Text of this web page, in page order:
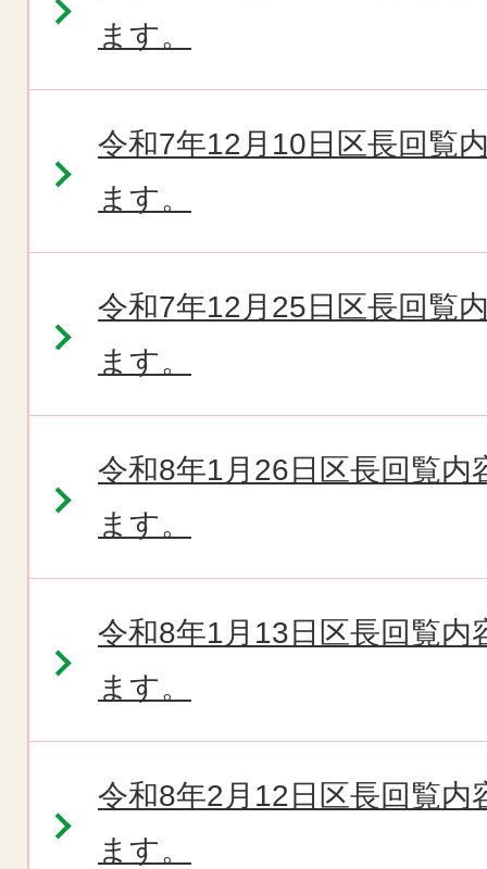
ます。
令和7年12月10日区長回覧
ます。
令和7年12月25日区長回覧
ます。
令和8年1月26日区長回覧
ます。
令和8年1月13日区長回覧
ます。
令和8年2月12日区長回覧
ます。